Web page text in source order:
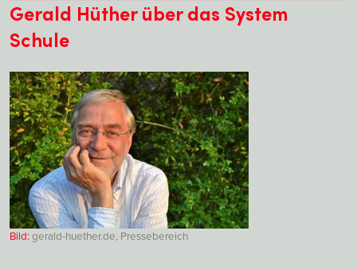
Gerald Hüther über das System
Schule
Bild:gerald-huether.de, Pressebereich